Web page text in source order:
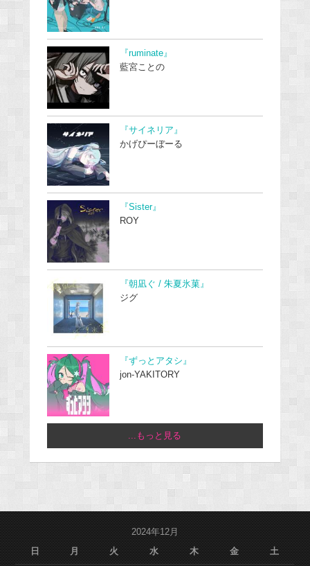
『ruminate』
藍宮ことの
『サイネリア』
かげぴーぼーる
『Sister』
ROY
『朝凪ぐ / 朱夏氷菓』
ジグ
『ずっとアタシ』
jon-YAKITORY
...もっと見る
2024年12月
日
月 火 水 木 金 土